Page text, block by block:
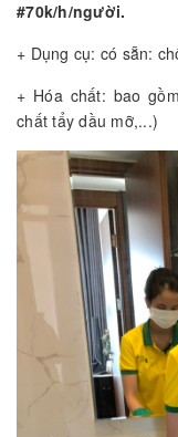
#70k/h/người.
+ Dụng cụ: có sẵn:
+ Hóa chất: bao
chất tẩy dầu mỡ,...)